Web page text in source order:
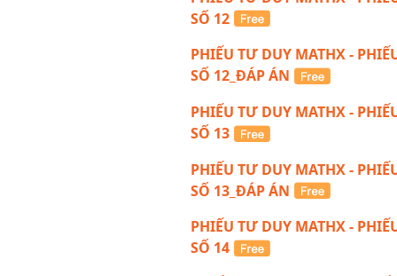
SỐ 12
PHIẾU TƯ DUY MATHX -
SỐ 12_ĐÁP ÁN
PHIẾU TƯ DUY MATHX -
SỐ 13
PHIẾU TƯ DUY MATHX -
SỐ 13_ĐÁP ÁN
PHIẾU TƯ DUY MATHX -
SỐ 14